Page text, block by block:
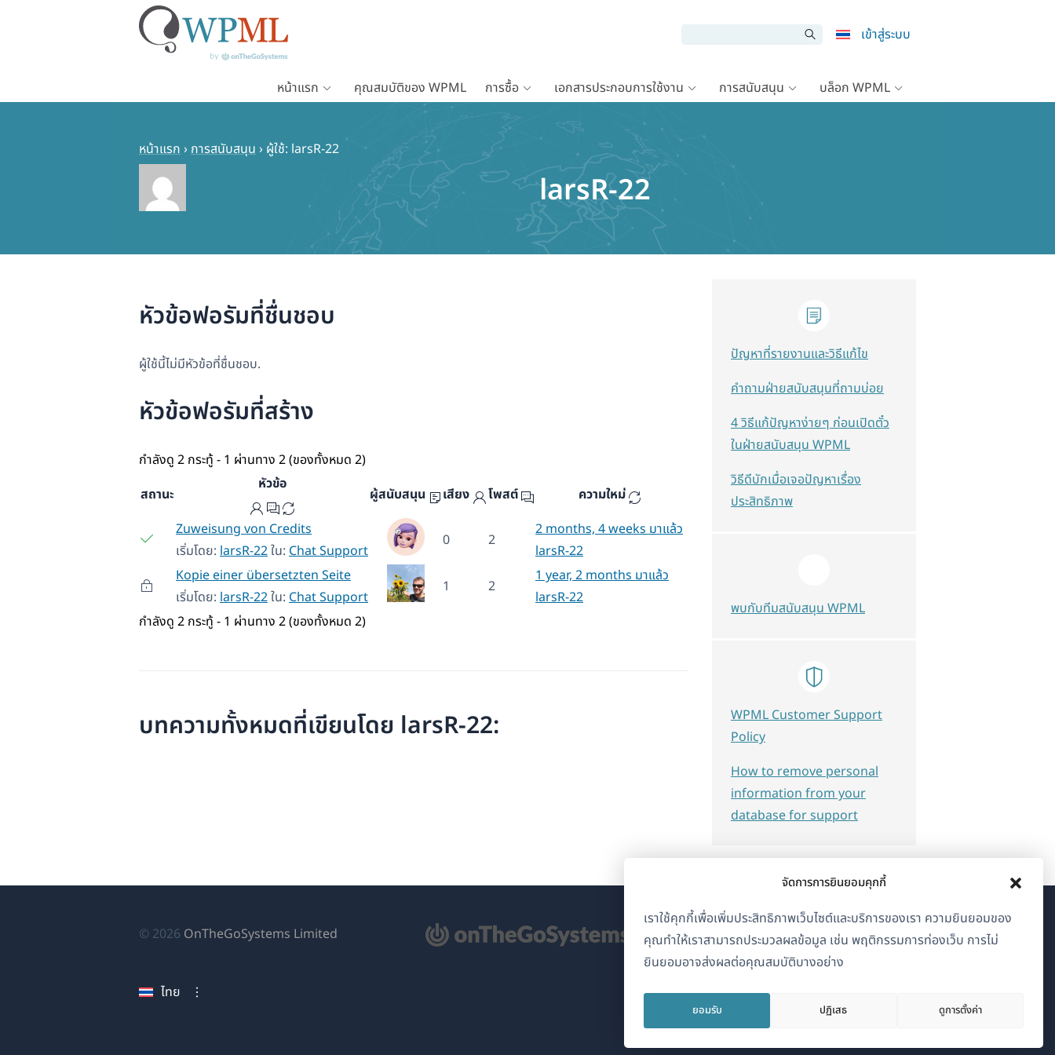
จัดการการยินยอมคุกกี้
เราใช้คุกกี้เพื่อเพิ่มประสิทธิภาพเว็บไซต์และบริการของเรา ความยินยอมของ
คุณทำให้เราสามารถประมวลผลข้อมูล เช่น พฤติกรรมการท่องเว็บ การไม่
ยินยอมอาจส่งผลต่อคุณสมบัติบางอย่าง
ยอมรับ ปฏิเสธ ดูการตั้งค่า
เข้าสู่ระบบ
หน้าแรก คุณสมบัติของ WPML การซื้อ เอกสารประกอบการใช้งาน การสนับสนุน บล็อก WPML
หน้าแรก›การสนับสนุน› ผู้ใช้: larsR-22
larsR-22
หัวข้อฟอรัมที่ชื่นชอบ
ผู้ใช้นี้ไม่มีหัวข้อที่ชื่นชอบ.
หัวข้อฟอรัมที่สร้าง
กำลังดู 2 กระทู้ - 1 ผ่านทาง 2 (ของทั้งหมด 2)
สถานะ
หัวข้อ
ผู้สนับสนุน เสียง โพสต์
ความใหม่
Zuweisung von Credits
เริ่มโดย: larsR-22ใน: Chat Support
0 2
2 months, 4 weeks มาแล้ว
larsR-22
Kopie einer übersetzten Seite
เริ่มโดย: larsR-22ใน: Chat Support
1 2
1 year, 2 months มาแล้ว
larsR-22
กำลังดู 2 กระทู้ - 1 ผ่านทาง 2 (ของทั้งหมด 2)
บทความทั้งหมดที่เขียนโดย larsR-22:
ปัญหาที่รายงานและวิธีแก้ไข
คำถามฝ่ายสนับสนุนที่ถามบ่อย
4 วิธีแก้ปัญหาง่ายๆ ก่อนเปิดตั๋ว
ในฝ่ายสนับสนุน WPML
วิธีดีบักเมื่อเจอปัญหาเรื่อง
ประสิทธิภาพ
พบกับทีมสนับสนุน WPML
WPML Customer Support
Policy
How to remove personal
information from your
database for support
© 2026 OnTheGoSystems Limited
ไทย
เกี่ยวกับ WPML
GDPR และนโยบายความเป็นส่วนตัว
ใน ใน ใน